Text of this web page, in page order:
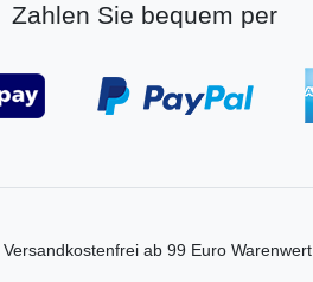
Zahlen Sie bequem per
Versandkostenfrei ab 99 Euro Warenwert